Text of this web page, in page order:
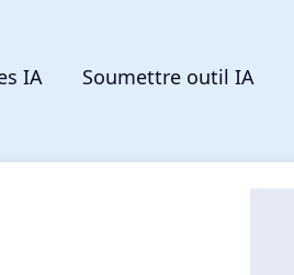
IA Soumettre outil IA